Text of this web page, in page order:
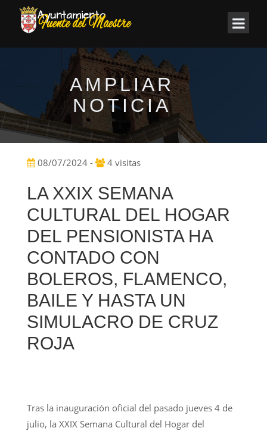
AMPLIAR
NOTICIA
08/07/2024 - 4 visitas
LA XXIX SEMANA
CULTURAL DEL HOGAR
DEL PENSIONISTA HA
CONTADO CON
BOLEROS, FLAMENCO,
BAILE Y HASTA UN
SIMULACRO DE CRUZ
ROJA
Tras la inauguración oficial del pasado jueves 4 de
julio, la XXIX Semana Cultural del Hogar del